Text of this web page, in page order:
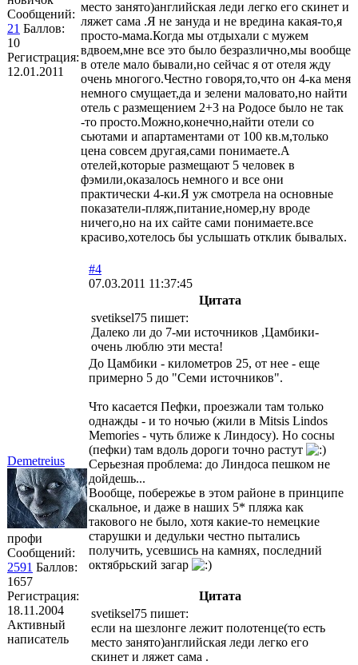
Сообщений:
21 Баллов:
10
Регистрация:
12.01.2011
место занято)английская леди легко его скинет и
ляжет сама .Я не зануда и не вредина какая-то,я
просто-мама.Когда мы отдыхали с мужем
вдвоем,мне все это было безразлично,мы вообще
в отеле мало бывали,но сейчас я от отеля жду
очень многого.Честно говоря,то,что он 4-ка меня
немного смущает,да и зелени маловато,но найти
отель с размещением 2+3 на Родосе было не так
-то просто.Можно,конечно,найти отели со
сьютами и апартаментами от 100 кв.м,только
цена совсем другая,сами понимаете.А
отелей,которые размещают 5 человек в
фэмили,оказалось немного и все они
практически 4-ки.Я уж смотрела на основные
показатели-пляж,питание,номер,ну вроде
ничего,но на их сайте сами понимаете.все
красиво,хотелось бы услышать отклик бывалых.
Demetreius
профи
Сообщений:
2591 Баллов:
1657
Регистрация:
18.11.2004
Активный
написатель
#4
07.03.2011 11:37:45
Цитата
svetiksel75 пишет:
Далеко ли до 7-ми источников ,Цамбики-
очень люблю эти места!
До Цамбики - километров 25, от нее - еще
примерно 5 до "Семи источников".
Что касается Пефки, проезжали там только
однажды - и то ночью (жили в Mitsis Lindos
Memories - чуть ближе к Линдосу). Но сосны
(пефки) там вдоль дороги точно растут
Серьезная проблема: до Линдоса пешком не
дойдешь...
Вообще, побережье в этом районе в принципе
скальное, и даже в наших 5* пляжа как
такового не было, хотя какие-то немецкие
старушки и дедульки честно пытались
получить, усевшись на камнях, последний
октябрьский загар
Цитата
svetiksel75 пишет:
если на шезлонге лежит полотенце(то есть
место занято)английская леди легко его
скинет и ляжет сама .